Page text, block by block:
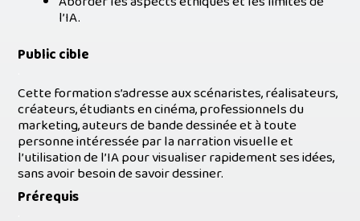
l’IA.
Public cible
Cette formation s’adresse aux scénaristes, réalisateurs,
créateurs, étudiants en cinéma, professionnels du
marketing, auteurs de bande dessinée et à toute
personne intéressée par la narration visuelle et
l’utilisation de l’IA pour visualiser rapidement ses idées,
sans avoir besoin de savoir dessiner.
Prérequis